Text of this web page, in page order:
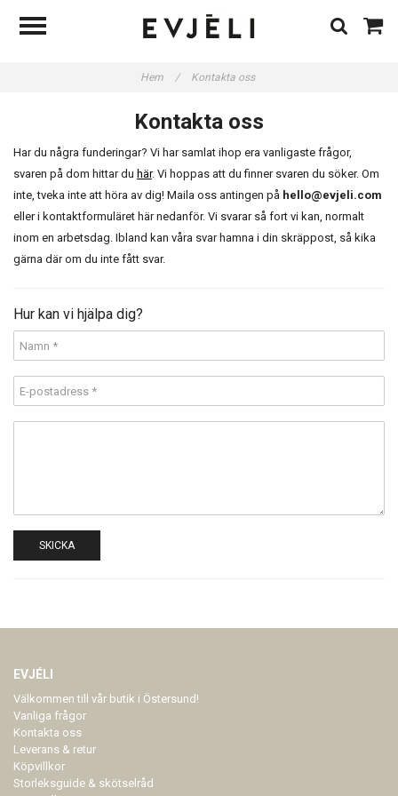
Hem / Kontakta oss
Kontakta oss
Har du några funderingar? Vi har samlat ihop era vanligaste frågor,
svaren på dom hittar du här. Vi hoppas att du finner svaren du söker. Om
inte, tveka inte att höra av dig! Maila oss antingen på hello@evjeli.com
eller i kontaktformuläret här nedanför. Vi svarar så fort vi kan, normalt
inom en arbetsdag. Ibland kan våra svar hamna i din skräppost, så kika
gärna där om du inte fått svar.
Hur kan vi hjälpa dig?
SKICKA
EVJÉLI
Välkommen till vår butik i Östersund!
Vanliga frågor
Kontakta oss
Leverans & retur
Köpvillkor
Storleksguide & skötselråd